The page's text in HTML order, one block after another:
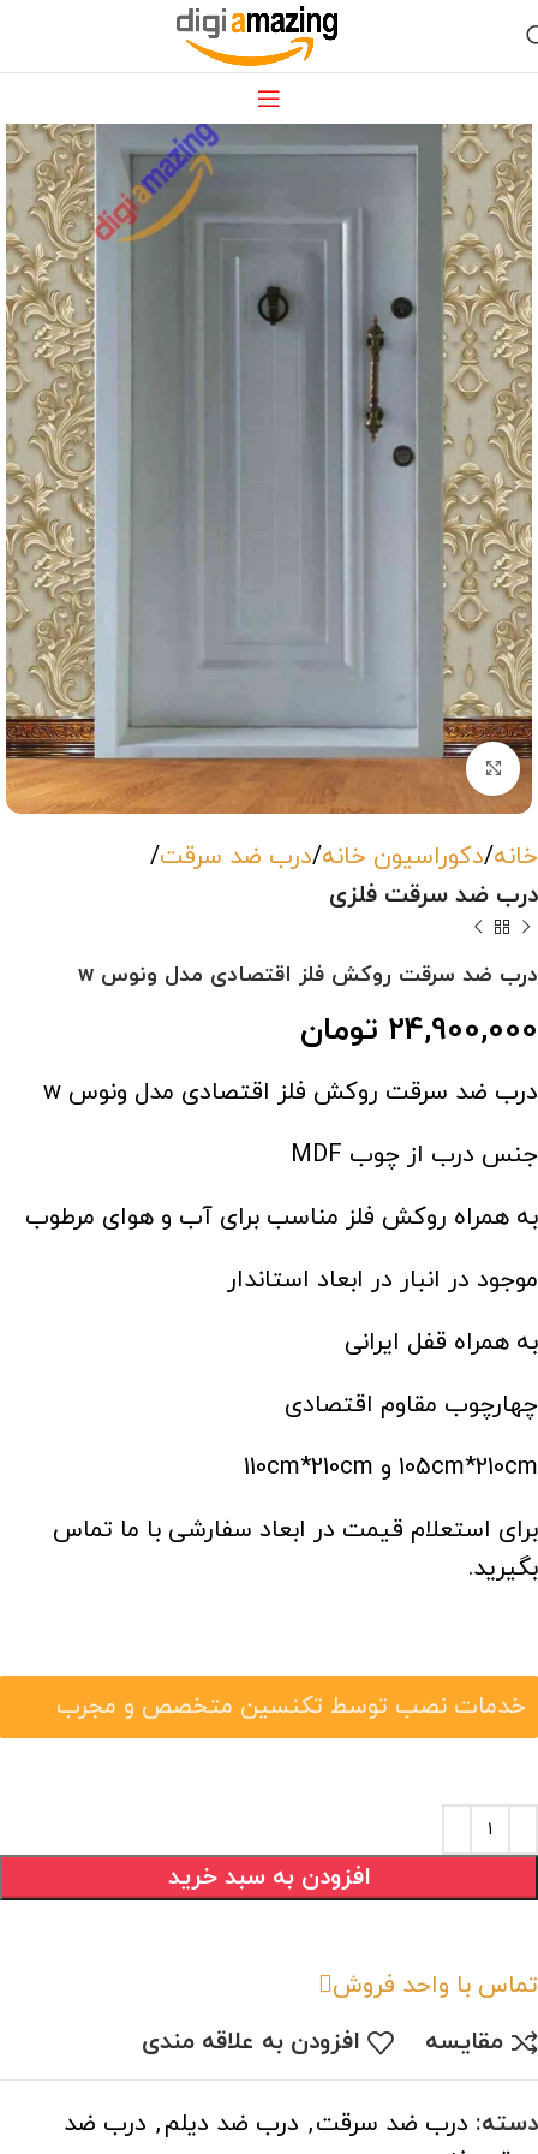
بزرگنمایی تصویر
خانه دکوراسیون خانه درب ضد سرقت
درب ضد سرقت فلزی
درب ضد سرقت روکش فلز اقتصادی مدل ونوس w
24,900,000 تومان
درب ضد سرقت روکش فلز اقتصادی مدل ونوس w
جنس درب از چوب MDF
به همراه روکش فلز مناسب برای آب و هوای مرطوب
موجود در انبار در ابعاد استاندار
به همراه قفل ایرانی
چهارچوب مقاوم اقتصادی
105cm*210cm و 110cm*210cm
برای استعلام قیمت در ابعاد سفارشی با ما تماس
بگیرید.
خدمات نصب توسط تکنسین متخصص و مجرب
افزودن به سبد خرید
تماس با واحد فروش
مقایسه
افزودن به علاقه مندی
دسته: درب ضد سرقت, درب ضد دیلم, درب ضد